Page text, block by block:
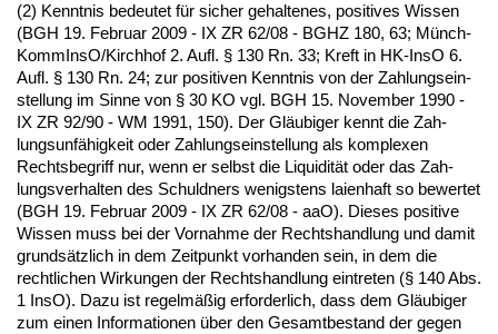
(2) Kennt­nis be­deu­tet für si­cher ge­hal­te­nes, po­si­ti­ves Wis­sen
(BGH 19. Fe­bru­ar 2009 - IX ZR 62/08 - BGHZ 180, 63; Münch­
Kom­mIn­sO/Kirch­hof 2. Aufl. § 130 Rn. 33; Kreft in HK-In­sO 6.
Aufl. § 130 Rn. 24; zur po­si­ti­ven Kennt­nis von der Zah­lungs­ein­
stel­lung im Sin­ne von § 30 KO vgl. BGH 15. No­vem­ber 1990 -
IX ZR 92/90 - WM 1991, 150). Der Gläubi­ger kennt die Zah­
lungs­unfähig­keit oder Zah­lungs­ein­stel­lung als kom­ple­xen
Rechts­be­griff nur, wenn er selbst die Li­qui­dität oder das Zah­
lungs­ver­hal­ten des Schuld­ners we­nigs­tens lai­en­haft so be­wer­tet
(BGH 19. Fe­bru­ar 2009 - IX ZR 62/08 - aaO). Die­ses po­si­ti­ve
Wis­sen muss bei der Vor­nah­me der Rechts­hand­lung und da­mit
grundsätz­lich in dem Zeit­punkt vor­han­den sein, in dem die
recht­li­chen Wir­kun­gen der Rechts­hand­lung ein­tre­ten (§ 140 Abs.
1 In­sO). Da­zu ist re­gelmäßig er­for­der­lich, dass dem Gläubi­ger
zum ei­nen In­for­ma­tio­nen über den Ge­samt­be­stand der ge­gen